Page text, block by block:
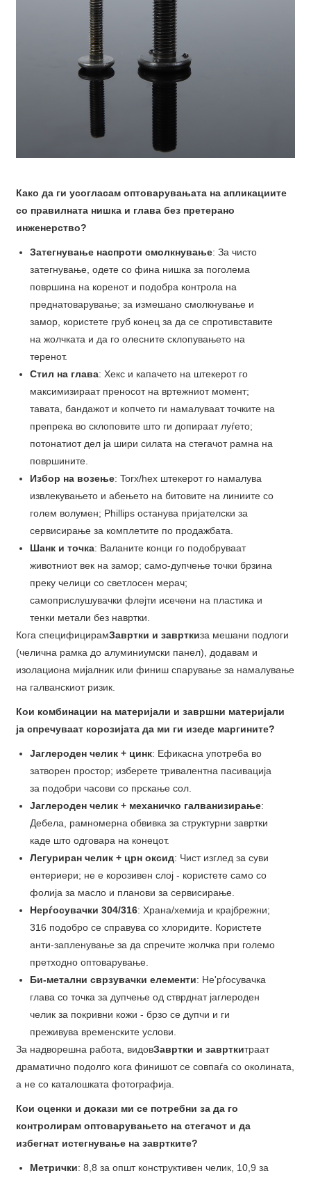
Како да ги усогласам оптоварувањата на апликациите
со правилната нишка и глава без претерано
инженерство?
Затегнување наспроти смолкнување: За чисто
затегнување, одете со фина нишка за поголема
површина на коренот и подобра контрола на
преднатоварување; за измешано смолкнување и
замор, користете груб конец за да се спротивставите
на жолчката и да го олесните склопувањето на
теренот.
Стил на глава: Хекс и капачето на штекерот го
максимизираат преносот на вртежниот момент;
тавата, бандажот и копчето ги намалуваат точките на
препрека во склоповите што ги допираат луѓето;
потонатиот дел ја шири силата на стегачот рамна на
површините.
Избор на возење: Torx/hex штекерот го намалува
извлекувањето и абењето на битовите на линиите со
голем волумен; Phillips останува пријателски за
сервисирање за комплетите по продажбата.
Шанк и точка: Валаните конци го подобруваат
животниот век на замор; само-дупчење точки брзина
преку челици со светлосен мерач;
самоприслушувачки флејти исечени на пластика и
тенки метали без навртки.
Кога специфицирамЗавртки и заврткиза мешани подлоги
(челична рамка до алуминиумски панел), додавам и
изолациона мијалник или финиш спарување за намалување
на галванскиот ризик.
Кои комбинации на материјали и завршни материјали
ја спречуваат корозијата да ми ги изеде маргините?
Јаглероден челик + цинк: Ефикасна употреба во
затворен простор; изберете тривалентна пасивација
за подобри часови со прскање сол.
Јаглероден челик + механичко галванизирање:
Дебела, рамномерна обвивка за структурни завртки
каде што одговара на конецот.
Легуриран челик + црн оксид: Чист изглед за суви
ентериери; не е корозивен слој - користете само со
фолија за масло и планови за сервисирање.
Нерѓосувачки 304/316: Храна/хемија и крајбрежни;
316 подобро се справува со хлоридите. Користете
анти-запленување за да спречите жолчка при големо
претходно оптоварување.
Би-метални сврзувачки елементи: Не'рѓосувачка
глава со точка за дупчење од стврднат јаглероден
челик за покривни кожи - брзо се дупчи и ги
преживува временските услови.
За надворешна работа, видовЗавртки и заврткитраат
драматично подолго кога финишот се совпаѓа со околината,
а не со каталошката фотографија.
Кои оценки и докази ми се потребни за да го
контролирам оптоварувањето на стегачот и да
избегнат истегнување на завртките?
Метрички: 8,8 за општ конструктивен челик, 10,9 за